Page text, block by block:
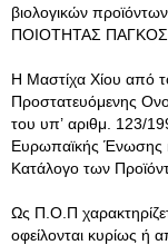
βιολογικών
ΠΟΙΟΤΗΤΑΣ
Η Μαστίχα Χίου από
Προστατευόμενης
του υπ’ αριθμ. 123/
Ευρωπαϊκής Ένωσης
Κατάλογο των
Ως Π.Ο.Π
οφείλονται κυρίως ή